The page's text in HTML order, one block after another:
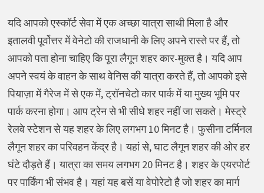
यदि आपको एस्कॉर्ट सेवा में एक अच्छा यात्रा साथी मिला है और
इतालवी पूर्वोत्तर में वेनेटो की राजधानी के लिए अपने रास्ते पर हैं, तो
आपको पता होना चाहिए कि पूरा लैगून शहर कार-मुक्त है। यदि आप
अपने स्वयं के वाहन के साथ वेनिस की यात्रा करते हैं, तो आपको इसे
पियाज़ा में गैरेज में से एक में, ट्रॉनचेटो कार पार्क में या मुख्य भूमि पर
पार्क करना होगा। आप ट्रेन से भी सीधे शहर नहीं जा सकते। मेस्ट्रे
रेलवे स्टेशन से यह शहर के लिए लगभग 10 मिनट है। फुसीना टर्मिनल
लैगून शहर का परिवहन केंद्र है। यहां से, घाट लैगून शहर की ओर हर
घंटे दौड़ते हैं। यात्रा का समय लगभग 20 मिनट है। शहर के एयरपोर्ट
पर पार्किंग भी संभव है। यहां यह बसें या वेपोरेटो है जो शहर का मार्ग